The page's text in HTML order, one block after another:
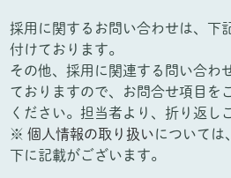
採用に関するお問い合わせは、下
付けております。
その他、採用に関連する問い合わ
ておりますので、お問合せ項目を
ください。担当者より、折り返し
※個人情報の取り扱いについては
下に記載がございます。